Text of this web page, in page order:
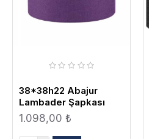
38*38h22 Abajur
Lambader Şapkası
1.098,00 ₺